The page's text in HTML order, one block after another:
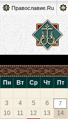
Православие.Ru
Пн Вт Ср Чт Пт
3
4 5 6 7
10
11 12 13 14